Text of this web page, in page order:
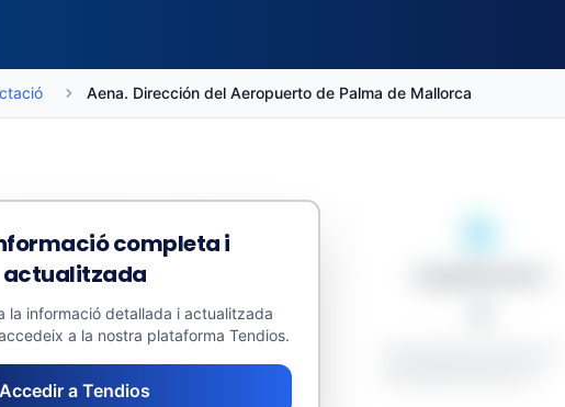
Aena. Dirección del Aeropuerto de Palma de Mallorca
€
627.167 €
Nombre de licitadors: 1,0
completa i
actualitzada
la informació detallada i actualitzada
a la nostra plataforma Tendios.
Accedir a Tendios